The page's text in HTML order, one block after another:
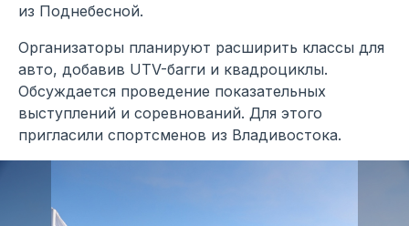
из Поднебесной.
Организаторы планируют расширить классы для
авто, добавив UTV-багги и квадроциклы.
Обсуждается проведение показательных
выступлений и соревнований. Для этого
пригласили спортсменов из Владивостока.